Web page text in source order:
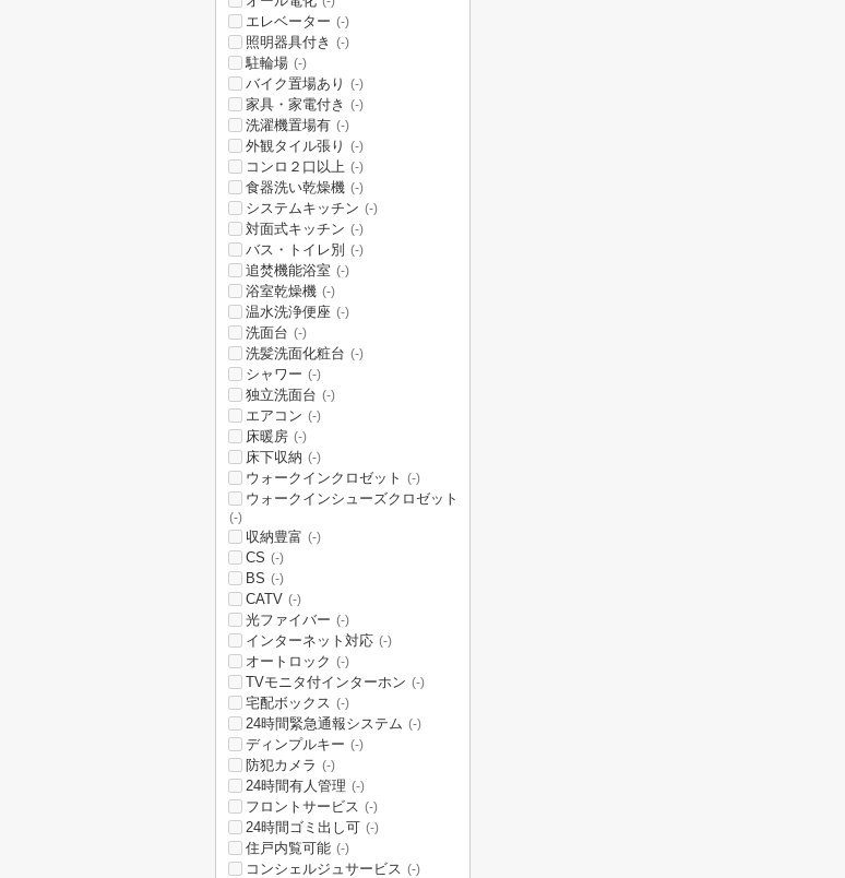
エレベーター (-)
照明器具付き (-)
駐輪場 (-)
バイク置場あり (-)
家具・家電付き (-)
洗濯機置場有 (-)
外観タイル張り (-)
コンロ２口以上 (-)
食器洗い乾燥機 (-)
システムキッチン (-)
対面式キッチン (-)
バス・トイレ別 (-)
追焚機能浴室 (-)
浴室乾燥機 (-)
温水洗浄便座 (-)
洗面台 (-)
洗髪洗面化粧台 (-)
シャワー (-)
独立洗面台 (-)
エアコン (-)
床暖房 (-)
床下収納 (-)
ウォークインクロゼット (-)
ウォークインシューズクロゼット
(-)
収納豊富 (-)
CS (-)
BS (-)
CATV (-)
光ファイバー (-)
インターネット対応 (-)
オートロック (-)
TVモニタ付インターホン (-)
宅配ボックス (-)
24時間緊急通報システム (-)
ディンプルキー (-)
防犯カメラ (-)
24時間有人管理 (-)
フロントサービス (-)
24時間ゴミ出し可 (-)
住戸内覧可能 (-)
コンシェルジュサービス (-)